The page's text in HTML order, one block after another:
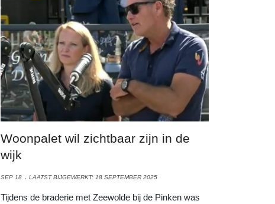
Woonpalet wil zichtbaar zijn in de
wijk
SEP 18 LAATST BIJGEWERKT: 18 SEPTEMBER 2025
Tijdens de braderie met Zeewolde bij de Pinken was